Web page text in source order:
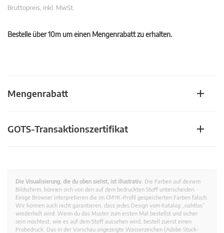
Bruttopreis, inkl. MwSt.
Bestelle über 10m um einen Mengenrabatt zu erhalten.
Mengenrabatt
GOTS-Transaktionszertifikat
Die Visualisierung, die du oben siehst, ist illustrativ. Die Farben auf deinem
Bildschirm, können sich von den auf dem bedruckten Stoff unterscheiden.
Einige Browser interpretieren die im CMYK-Profil gespeicherten Farben falsch.
Wir können auch nicht garantieren, dass jedes Design vom Katalog „nahtlos”
wiederholt wird. Wenn du das Muster zum ersten Mal bestellst und sicher
sein möchtest, wie es auf dem Stoff aussehen wird, bestell zuerst einen
Probedruck. Das in der Vorschau angezeigte Wasserzeichen (Adobe Stock-